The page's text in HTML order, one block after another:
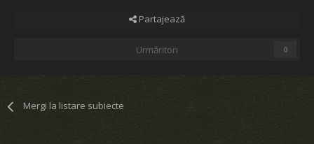
Partajează
Urmăritori 0
Mergi la listare subiecte